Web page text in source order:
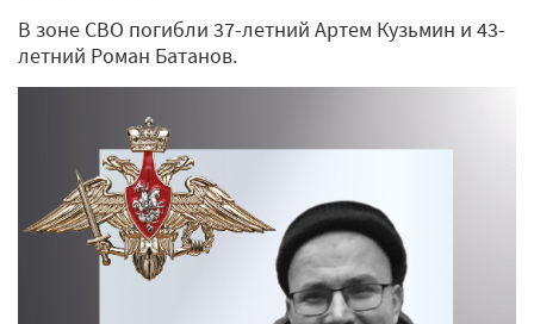
В зоне СВО погибли 37-летний Артем Кузьмин и 43-
летний Роман Батанов.